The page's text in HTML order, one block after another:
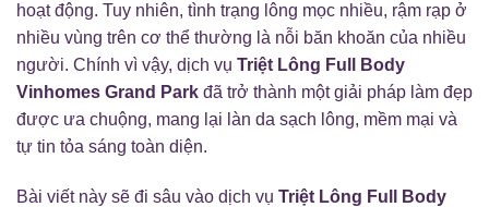
hoạt động. Tuy nhiên, tình trạng lông mọc nhiều, rậm rạp ở
nhiều vùng trên cơ thể thường là nỗi băn khoăn của nhiều
người. Chính vì vậy, dịch vụ Triệt Lông Full Body
Vinhomes Grand Park đã trở thành một giải pháp làm đẹp
được ưa chuộng, mang lại làn da sạch lông, mềm mại và
tự tin tỏa sáng toàn diện.
Bài viết này sẽ đi sâu vào dịch vụ Triệt Lông Full Body